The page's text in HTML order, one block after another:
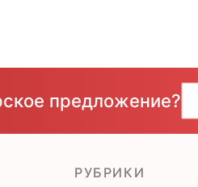
предложение?
РУБРИКИ